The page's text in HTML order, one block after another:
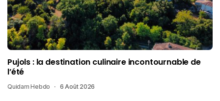
Pujols : la destination culinaire incontournable de
l’été
Quidam Hebdo 6 Août 2026